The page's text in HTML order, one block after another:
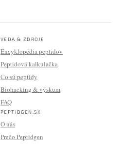
VEDA & ZDROJE
Encyklopédia peptidov
Peptidová kalkulačka
Čo sú peptidy
Biohacking & výskum
FAQ
PEPTIDGEN.SK
O nás
Prečo Peptidgen